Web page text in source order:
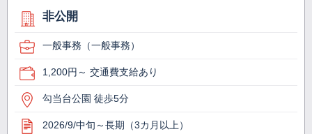
非公開
一般事務（一般事務）
1,200円～ 交通費支給あり
勾当台公園 徒歩5分
2026/9/中旬～長期（3カ月以上）